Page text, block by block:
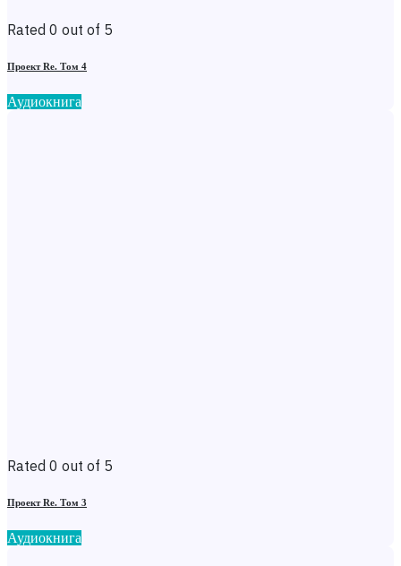
Rated 0 out of 5
Проект Re. Том 4
Аудиокнига
Rated 0 out of 5
Проект Re. Том 3
Аудиокнига